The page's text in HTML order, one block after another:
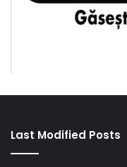
Last Modified Posts